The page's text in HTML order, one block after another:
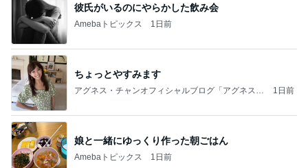
彼氏がいるのにやらかした飲み会
Amebaトピックス 1日前
ちょっとやすみます
アグネス・チャンオフィシャルブログ「アグネスち
1日前
娘と一緒にゆっくり作った朝ごはん
Amebaトピックス 1日前